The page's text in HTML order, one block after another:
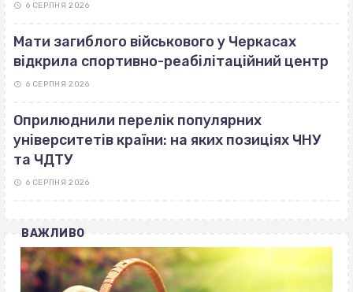
6 СЕРПНЯ 2026
Мати загиблого військового у Черкасах
відкрила спортивно-реабілітаційний центр
6 СЕРПНЯ 2026
Оприлюднили перелік популярних
університетів країни: на яких позиціях ЧНУ
та ЧДТУ
6 СЕРПНЯ 2026
ВАЖЛИВО